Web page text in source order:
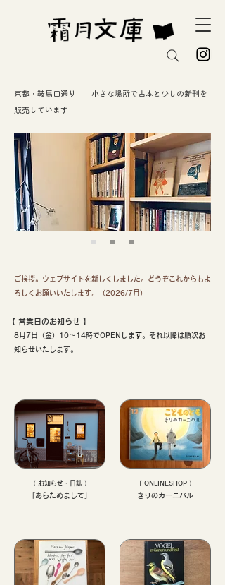
京都・鞍馬口通り 小さな場所で古本と少しの新刊を
販売しています
ご挨拶。ウェブサイトを新しくしました。どうぞこれからもよ
ろしくお願いいたします。（2026/7月）
【 ​営業日のお知らせ 】
8月7日（金）10〜14時でOPENします。それ以降は順次お
知らせいたします。
【 お知らせ・日誌 】
「あらためまして」
【 ONLINESHOP 】
きりのカーニバル